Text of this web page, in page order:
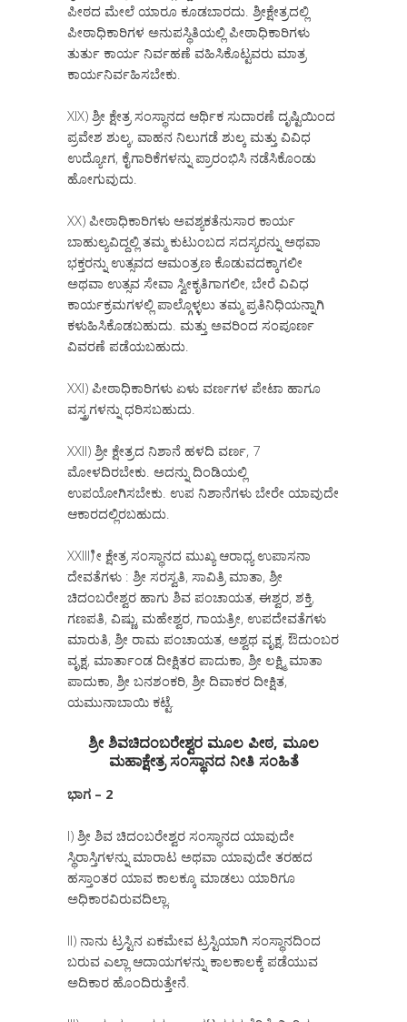
ಪೀಠದ ಮೇಲೆ ಯಾರೂ ಕೂಡಬಾರದು. ಶ್ರೀಕ್ಷೇತ್ರದಲ್ಲಿ
ಪೀಠಾಧಿಕಾರಿಗಳ ಅನುಪಸ್ಥಿತಿಯಲ್ಲಿ ಪೀಠಾಧಿಕಾರಿಗಳು
ತುರ್ತು ಕಾರ್ಯ ನಿರ್ವಹಣೆ ವಹಿಸಿಕೊಟ್ಟವರು ಮಾತ್ರ
ಕಾರ್ಯನಿರ್ವಹಿಸಬೇಕು.
XIX) ಶ್ರೀ ಕ್ಷೇತ್ರ ಸಂಸ್ಥಾನದ ಆರ್ಥಿಕ ಸುದಾರಣೆ ದೃಷ್ಟಿಯಿಂದ
ಪ್ರವೇಶ ಶುಲ್ಕ, ವಾಹನ ನಿಲುಗಡೆ ಶುಲ್ಕ ಮತ್ತು ವಿವಿಧ
ಉದ್ಯೋಗ, ಕೈಗಾರಿಕೆಗಳನ್ನು ಪ್ರಾರಂಭಿಸಿ ನಡೆಸಿಕೊಂಡು
ಹೋಗುವುದು.
XX) ಪೀಠಾಧಿಕಾರಿಗಳು ಅವಶ್ಯಕತೆನುಸಾರ ಕಾರ್ಯ
ಬಾಹುಲ್ಯವಿದ್ದಲ್ಲಿ ತಮ್ಮ ಕುಟುಂಬದ ಸದಸ್ಯರನ್ನು ಅಥವಾ
ಭಕ್ತರನ್ನು ಉತ್ಸವದ ಆಮಂತ್ರಣ ಕೊಡುವದಕ್ಕಾಗಲೀ
ಅಥವಾ ಉತ್ಸವ ಸೇವಾ ಸ್ವೀಕೃತಿಗಾಗಲೀ, ಬೇರೆ ವಿವಿಧ
ಕಾರ್ಯಕ್ರಮಗಳಲ್ಲಿ ಪಾಲ್ಗೊಳ್ಳಲು ತಮ್ಮ ಪ್ರತಿನಿಧಿಯನ್ನಾಗಿ
ಕಳುಹಿಸಿಕೊಡಬಹುದು. ಮತ್ತು ಅವರಿಂದ ಸಂಪೂರ್ಣ
ವಿವರಣೆ ಪಡೆಯಬಹುದು.
XXI) ಪೀಠಾಧಿಕಾರಿಗಳು ಏಳು ವರ್ಣಗಳ ಪೇಟಾ ಹಾಗೂ
ವಸ್ತ್ರಗಳನ್ನು ಧರಿಸಬಹುದು.
XXII) ಶ್ರೀ ಕ್ಷೇತ್ರದ ನಿಶಾನೆ ಹಳದಿ ವರ್ಣ, 7
ಮೋಳದಿರಬೇಕು. ಅದನ್ನು ದಿಂಡಿಯಲ್ಲಿ
ಉಪಯೋಗಿಸಬೇಕು. ಉಪ ನಿಶಾನೆಗಳು ಬೇರೇ ಯಾವುದೇ
ಆಕಾರದಲ್ಲಿರಬಹುದು.
XXIII) ೀ ಕ್ಷೇತ್ರ ಸಂಸ್ಥಾನದ ಮುಖ್ಯ ಆರಾಧ್ಯ ಉಪಾಸನಾ
ದೇವತೆಗಳು : ಶ್ರೀ ಸರಸ್ವತಿ, ಸಾವಿತ್ರಿ ಮಾತಾ, ಶ್ರೀ
ಚಿದಂಬರೇಶ್ವರ ಹಾಗು ಶಿವ ಪಂಚಾಯತ, ಈಶ್ವರ, ಶಕ್ತಿ,
ಗಣಪತಿ, ವಿಷ್ಣು, ಮಹೇಶ್ವರ, ಗಾಯತ್ರೀ, ಉಪದೇವತೆಗಳು
ಮಾರುತಿ, ಶ್ರೀ ರಾಮ ಪಂಚಾಯತ, ಅಶ್ವಥ ವೃಕ್ಷ, ಔದುಂಬರ
ವೃಕ್ಷ, ಮಾರ್ತಾಂಡ ದೀಕ್ಷಿತರ ಪಾದುಕಾ, ಶ್ರೀ ಲಕ್ಷ್ಮಿ ಮಾತಾ
ಪಾದುಕಾ, ಶ್ರೀ ಬನಶಂಕರಿ, ಶ್ರೀ ದಿವಾಕರ ದೀಕ್ಷಿತ,
ಯಮುನಾಬಾಯಿ ಕಟ್ಟೆ.
ಶ್ರೀ ಶಿವಚಿದಂಬರೇಶ್ವರ ಮೂಲ ಪೀಠ, ಮೂಲ
ಮಹಾಕ್ಷೇತ್ರ ಸಂಸ್ಥಾನದ ನೀತಿ ಸಂಹಿತೆ
ಭಾಗ – 2
I) ಶ್ರೀ ಶಿವ ಚಿದಂಬರೇಶ್ವರ ಸಂಸ್ಥಾನದ ಯಾವುದೇ
ಸ್ಥಿರಾಸ್ತಿಗಳನ್ನು ಮಾರಾಟ ಅಥವಾ ಯಾವುದೇ ತರಹದ
ಹಸ್ತಾಂತರ ಯಾವ ಕಾಲಕ್ಕೂ ಮಾಡಲು ಯಾರಿಗೂ
ಅಧಿಕಾರವಿರುವದಿಲ್ಲಾ.
II) ನಾನು ಟ್ರಸ್ಟಿನ ಏಕಮೇವ ಟ್ರಸ್ಟಿಯಾಗಿ ಸಂಸ್ಥಾನದಿಂದ
ಬರುವ ಎಲ್ಲಾ ಆದಾಯಗಳನ್ನು ಕಾಲಕಾಲಕ್ಕೆ ಪಡೆಯುವ
ಅದಿಕಾರ ಹೊಂದಿರುತ್ತೇನೆ.